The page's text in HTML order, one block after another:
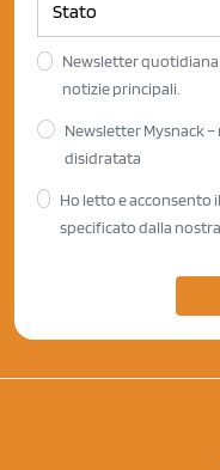
Newsletter
notizie principali.
Newsletter Mysnack
disidratata
Ho letto e acconsento
specificato dalla nostra